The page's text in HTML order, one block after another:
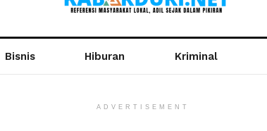
Bisnis Hiburan Kriminal
ADVERTISEMENT